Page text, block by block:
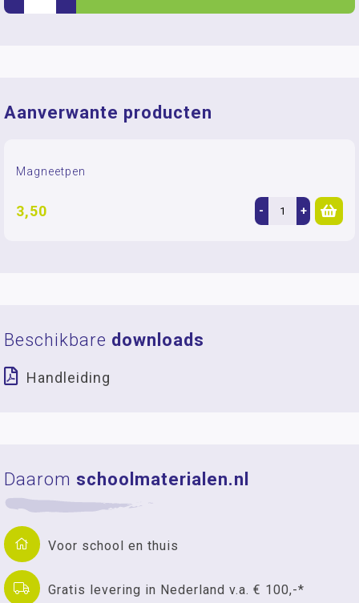
Aanverwante producten
Magneetpen
3,50 - +
Beschikbare downloads
Handleiding
Daarom schoolmaterialen.nl
Voor school en thuis
Gratis levering in Nederland v.a. € 100,-*